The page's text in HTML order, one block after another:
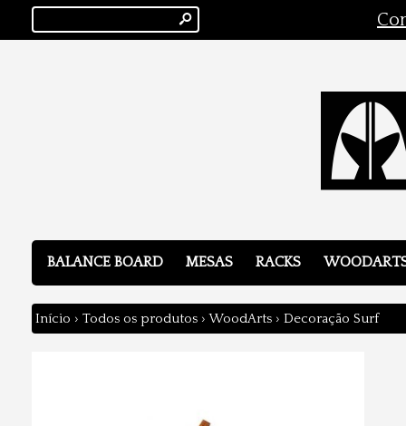
s
BALANCE BOARD MESAS RACKS
Início › Todos os produtos › WoodArts › Decoração Surf